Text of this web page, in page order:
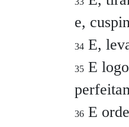
e,
34 E,
35 E
36 E